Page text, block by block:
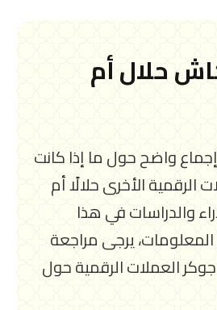
حلال أم
واضح حول ما إذا كانت
الأخرى حلالًا أم
والدراسات في هذا
يرجى مراجعة
العملات الرقمية حول